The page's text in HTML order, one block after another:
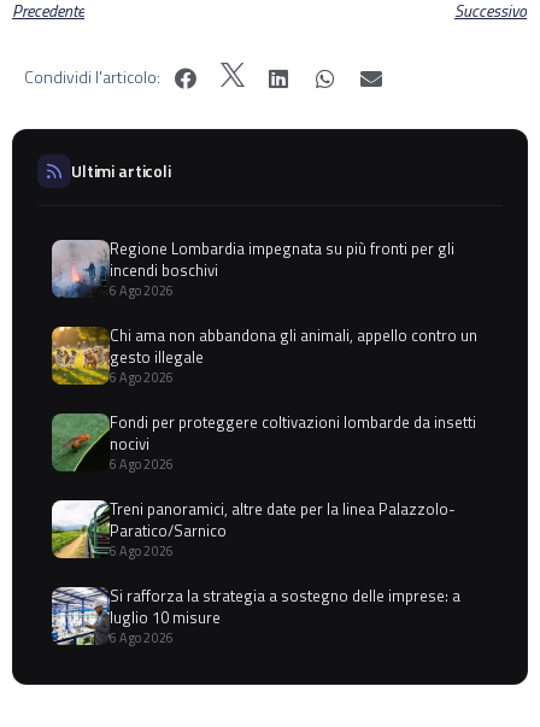
Precedente Successivo
Condividi l'articolo:
Ultimi articoli
Regione Lombardia impegnata su più fronti per gli
incendi boschivi
6 Ago 2026
Chi ama non abbandona gli animali, appello contro un
gesto illegale
6 Ago 2026
Fondi per proteggere coltivazioni lombarde da insetti
nocivi
6 Ago 2026
Treni panoramici, altre date per la linea Palazzolo-
Paratico/Sarnico
6 Ago 2026
Si rafforza la strategia a sostegno delle imprese: a
luglio 10 misure
6 Ago 2026